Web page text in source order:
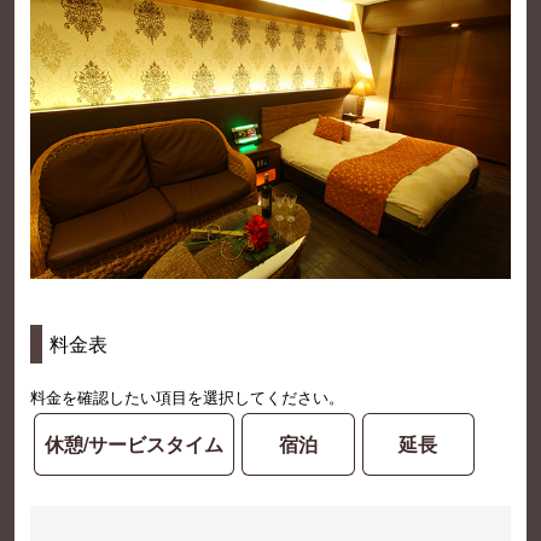
料金表
料金を確認したい項目を選択してください。
休憩/サービスタイム 宿泊 延長